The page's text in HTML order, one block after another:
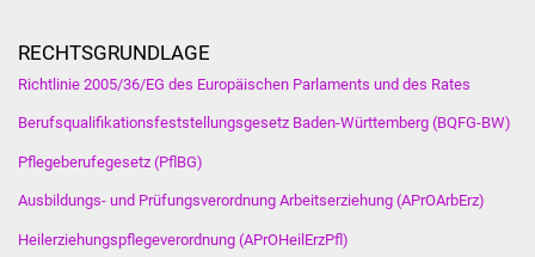
Wohnimmobilien +
Wirtschaft
RECHTSGRUNDLAGE
Richtlinie 2005/36/EG des Europäischen Parlaments und des Rates
Berufsqualifikationsfeststellungsgesetz Baden-Württemberg (BQFG-BW)
Pflegeberufegesetz (PflBG)
Ausbildungs- und Prüfungsverordnung Arbeitserziehung (APrOArbErz)
Heilerziehungspflegeverordnung (APrOHeilErzPfl)